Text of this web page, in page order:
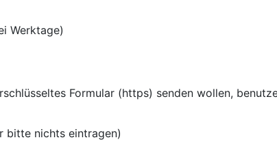
Werktage)
Formular (https) senden wollen,
bitte nichts eintragen)